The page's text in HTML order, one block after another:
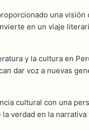
una
en un viaje
y la cultura en
dar voz a nuevas
cultural con una
verdad en la narrativa